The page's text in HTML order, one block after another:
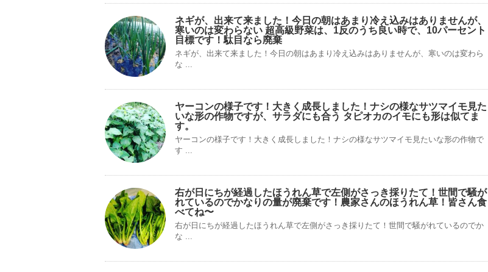
ネギが、出来て来ました！今日の朝はあまり冷え込みはありませんが、
寒いのは変わらない 超高級野菜は、1反のうち良い時で、10パーセント
目標です！駄目なら廃棄
ネギが、出来て来ました！今日の朝はあまり冷え込みはありませんが、寒いのは変わら
な ...
ヤーコンの様子です！大きく成長しました！ナシの様なサツマイモ見た
いな形の作物ですが、サラダにも合う タピオカのイモにも形は似てま
す。
ヤーコンの様子です！大きく成長しました！ナシの様なサツマイモ見たいな形の作物で
す ...
右が日にちが経過したほうれん草で左側がさっき採りたて！世間で騒が
れているのでかなりの量が廃棄です！農家さんのほうれん草！皆さん食
べてね〜
右が日にちが経過したほうれん草で左側がさっき採りたて！世間で騒がれているのでか
な ...